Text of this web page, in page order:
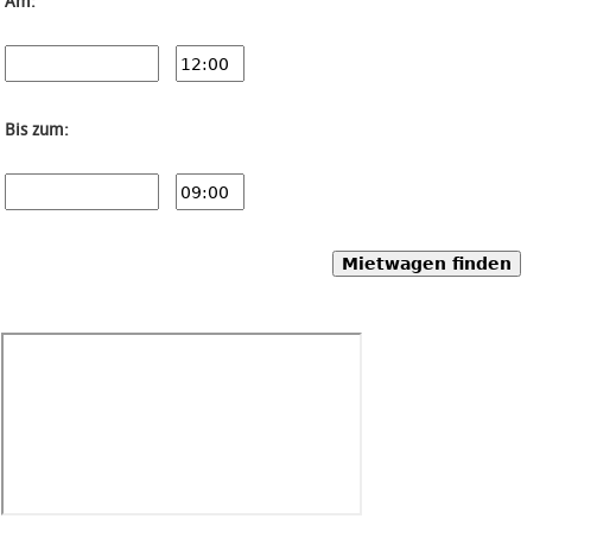
Bis zum:
Mietwagen finden